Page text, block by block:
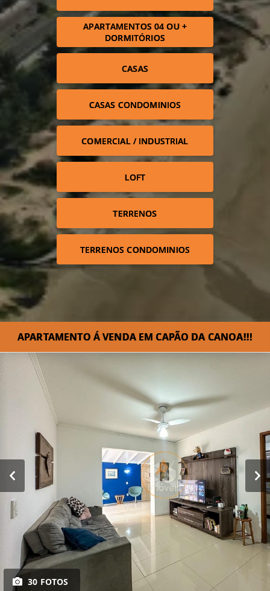
APARTAMENTOS 04 OU +
DORMITÓRIOS
CASAS
CASAS CONDOMINIOS
COMERCIAL / INDUSTRIAL
LOFT
TERRENOS
TERRENOS CONDOMINIOS
APARTAMENTO Á VENDA EM CAPÃO DA CANOA!!!
30 FOTOS